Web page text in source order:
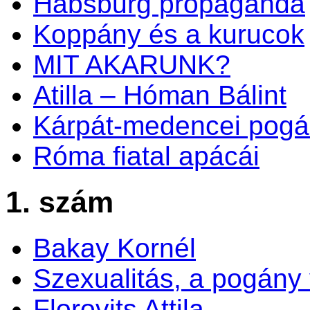
Koppány és a kurucok
MIT AKARUNK?
Atilla – Hóman Bálint
Kárpát-medencei
Róma fiatal apácái
1. szám
Bakay Kornél
Szexualitás, a pogány